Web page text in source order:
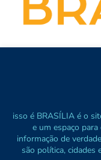
isso é BRASÍLIA é o
e um espaço
informação de
são política, cidades